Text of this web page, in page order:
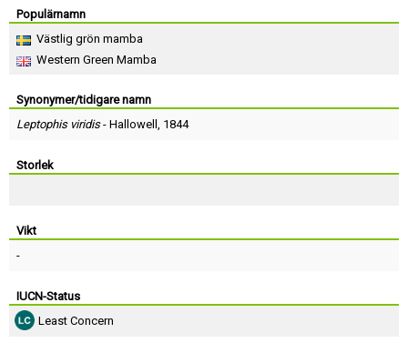
Populärnamn
Västlig grön mamba
Western Green Mamba
Synonymer/tidigare namn
Leptophis viridis- Hallowell , 1844
Storlek
Vikt
-
IUCN-Status
Least Concern